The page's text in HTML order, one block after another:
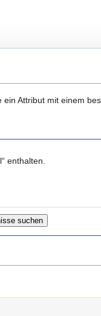
Attribut mit einem
enthalten.